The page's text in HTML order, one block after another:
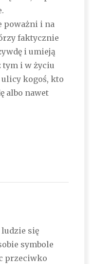
poważni i na
faktycznie
i umieją
tym i w życiu
ulicy kogoś, kto
albo nawet
się
symbole
przeciwko